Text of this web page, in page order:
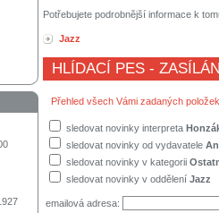
Potřebujete podrobnější informace k
Jazz
HLÍDACÍ PES -
Přehled všech Vámi zadaných
sledovat novinky interpreta
sledovat novinky od vydavatele
sledovat novinky v kategorii
sledovat novinky v oddělení Jazz
emailová adresa: